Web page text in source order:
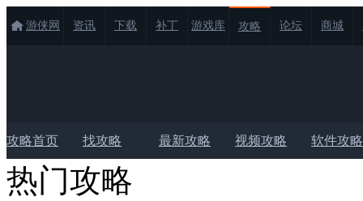
游侠网 资讯 下载 补丁 游戏库 攻略 论坛 商城
攻略首页 找攻略 最新攻略 视频攻略 软件攻略
热门攻略